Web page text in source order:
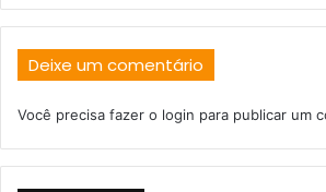
Deixe um comentário
Você precisa fazer o login para publicar um